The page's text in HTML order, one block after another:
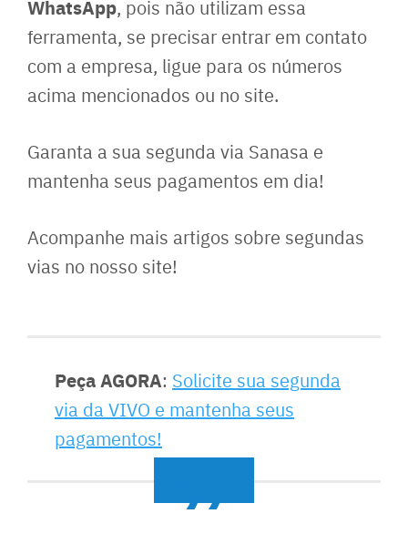
WhatsApp, pois não utilizam essa
ferramenta, se precisar entrar em contato
com a empresa, ligue para os números
acima mencionados ou no site.
Garanta a sua segunda via Sanasa e
mantenha seus pagamentos em dia!
Acompanhe mais artigos sobre segundas
vias no nosso site!
Peça AGORA: Solicite sua segunda
via da VIVO e mantenha seus
pagamentos!